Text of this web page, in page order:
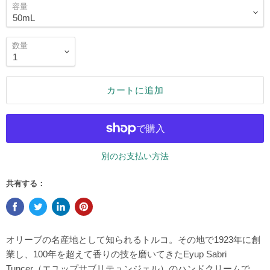
容量
数量
カートに追加
別のお支払い方法
共有する：
オリーブの名産地として知られるトルコ。その地で1923年に創
業し、100年を超えて香りの技を磨いてきたEyup Sabri